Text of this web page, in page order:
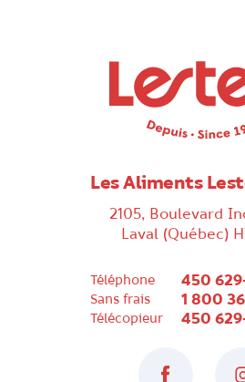
Les Aliments
2105, Boulevard
Laval (Québec)
Téléphone 450
Sans frais 1 800
Télécopieur 450